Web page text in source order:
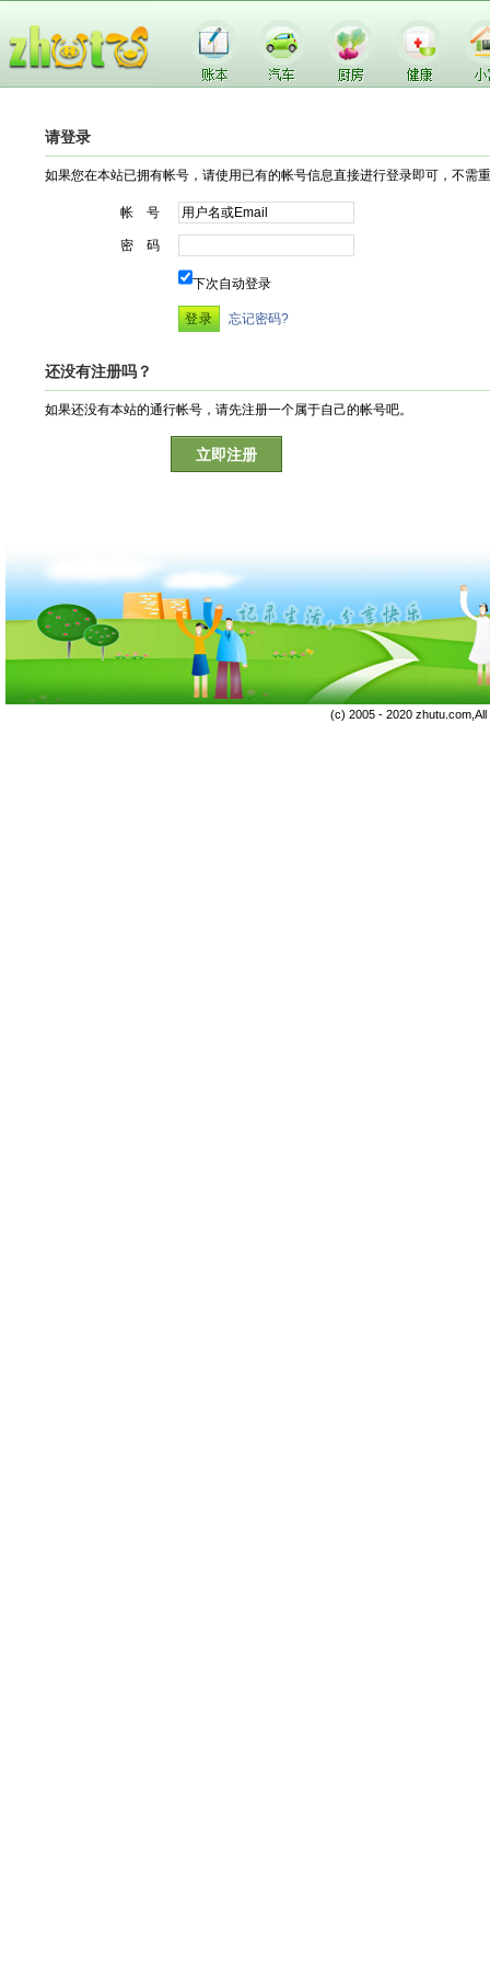
请登录
如果您在本站已拥有帐号，请使用已有的帐号信息直接进行登录即可，不需
帐 号
密 码
下次自动登录
忘记密码?
还没有注册吗？
如果还没有本站的通行帐号，请先注册一个属于自己的帐号吧。
立即注册
(c) 2005 - 2020